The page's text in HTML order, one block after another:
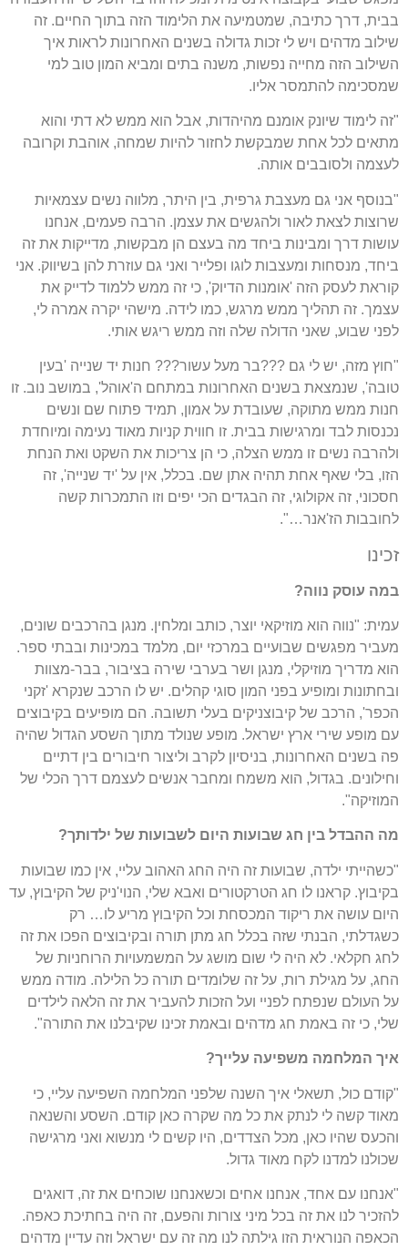
בבית, דרך כתיבה, שמטמיעה את הלימוד הזה בתוך החיים. זה
שילוב מדהים ויש לי זכות גדולה בשנים האחרונות לראות איך
השילוב הזה מחייה נפשות, משנה בתים ומביא המון טוב למי
שמסכימה להתמסר אליו.
"זה לימוד שיונק אומנם מהיהדות, אבל הוא ממש לא דתי והוא
מתאים לכל אחת שמבקשת לחזור להיות שמחה, אוהבת וקרובה
לעצמה ולסובבים אותה.
"בנוסף אני גם מעצבת גרפית, בין היתר, מלווה נשים עצמאיות
שרוצות לצאת לאור ולהגשים את עצמן. הרבה פעמים, אנחנו
עושות דרך ומבינות ביחד מה בעצם הן מבקשות, מדייקות את זה
ביחד, מנסחות ומעצבות לוגו ופלייר ואני גם עוזרת להן בשיווק. אני
קוראת לעסק הזה 'אומנות הדיוק', כי זה ממש ללמוד לדייק את
עצמך. זה תהליך ממש מרגש, כמו לידה. מישהי יקרה אמרה לי,
לפני שבוע, שאני הדולה שלה וזה ממש ריגש אותי.
"חוץ מזה, יש לי גם ???בר מעל עשור??? חנות יד שנייה 'בעין
טובה', שנמצאת בשנים האחרונות במתחם ה'אוהל', במושב נוב. זו
חנות ממש מתוקה, שעובדת על אמון, תמיד פתוח שם ונשים
נכנסות לבד ומרגישות בבית. זו חווית קניות מאוד נעימה ומיוחדת
ולהרבה נשים זו ממש הצלה, כי הן צריכות את השקט ואת הנחת
הזו, בלי שאף אחת תהיה אתן שם. בכלל, אין על 'יד שנייה', זה
חסכוני, זה אקולוגי, זה הבגדים הכי יפים וזו התמכרות קשה
לחובבות הז'אנר…".
זכינו
במה עוסק נווה?
עמית: "נווה הוא מוזיקאי יוצר, כותב ומלחין. מנגן בהרכבים שונים,
מעביר מפגשים שבועיים במרכזי יום, מלמד במכינות ובבתי ספר.
הוא מדריך מוזיקלי, מנגן ושר בערבי שירה בציבור, בבר-מצוות
ובחתונות ומופיע בפני המון סוגי קהלים. יש לו הרכב שנקרא 'זקני
הכפר', הרכב של קיבוצניקים בעלי תשובה. הם מופיעים בקיבוצים
עם מופע שירי ארץ ישראל. מופע שנולד מתוך השסע הגדול שהיה
פה בשנים האחרונות, בניסיון לקרב וליצור חיבורים בין דתיים
וחילונים. בגדול, הוא משמח ומחבר אנשים לעצמם דרך הכלי של
המוזיקה".
מה ההבדל בין חג שבועות היום לשבועות של ילדותך?
"כשהייתי ילדה, שבועות זה היה החג האהוב עליי, אין כמו שבועות
בקיבוץ. קראנו לו חג הטרקטורים ואבא שלי, הנוי'ניק של הקיבוץ, עד
היום עושה את ריקוד המכסחת וכל הקיבוץ מריע לו… רק
כשגדלתי, הבנתי שזה בכלל חג מתן תורה ובקיבוצים הפכו את זה
לחג חקלאי. לא היה לי שום מושג על המשמעויות הרוחניות של
החג, על מגילת רות, על זה שלומדים תורה כל הלילה. מודה ממש
על העולם שנפתח לפניי ועל הזכות להעביר את זה הלאה לילדים
שלי, כי זה באמת חג מדהים ובאמת זכינו שקיבלנו את התורה".
איך המלחמה משפיעה עלייך?
"קודם כול, תשאלי איך השנה שלפני המלחמה השפיעה עליי, כי
מאוד קשה לי לנתק את כל מה שקרה כאן קודם. השסע והשנאה
והכעס שהיו כאן, מכל הצדדים, היו קשים לי מנשוא ואני מרגישה
שכולנו למדנו לקח מאוד גדול.
"אנחנו עם אחד, אנחנו אחים וכשאנחנו שוכחים את זה, דואגים
להזכיר לנו את זה בכל מיני צורות והפעם, זה היה בחתיכת כאפה.
הכאפה הנוראית הזו גילתה לנו מה זה עם ישראל וזה עדיין מדהים